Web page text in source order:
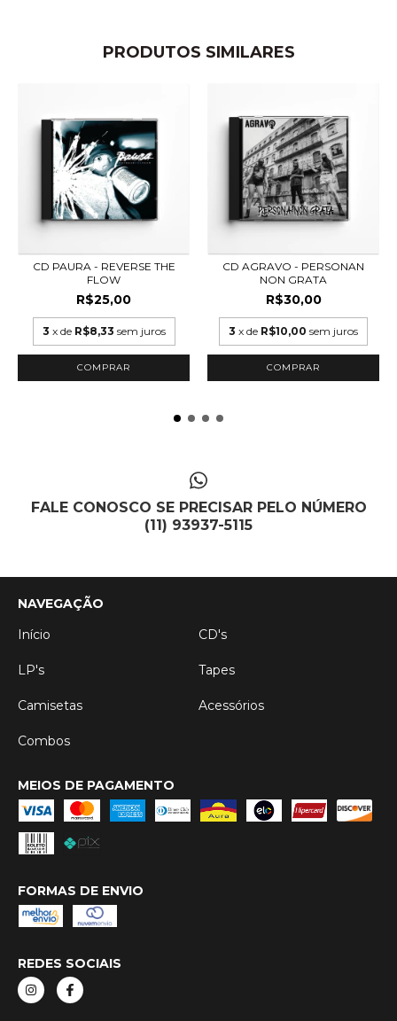
PRODUTOS SIMILARES
CD PAURA - REVERSE THE
FLOW
R$25,00
3 x de R$8,33 sem juros
CD AGRAVO - PERSONAN
NON GRATA
R$30,00
3 x de R$10,00 sem juros
FALE CONOSCO SE PRECISAR PELO NÚMERO
(11) 93937-5115
NAVEGAÇÃO
Início
CD's
LP's Tapes
Camisetas Acessórios
Combos
MEIOS DE PAGAMENTO
FORMAS DE ENVIO
REDES SOCIAIS